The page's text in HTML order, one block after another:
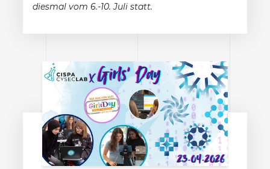
diesmal vom 6.-10. Juli statt.